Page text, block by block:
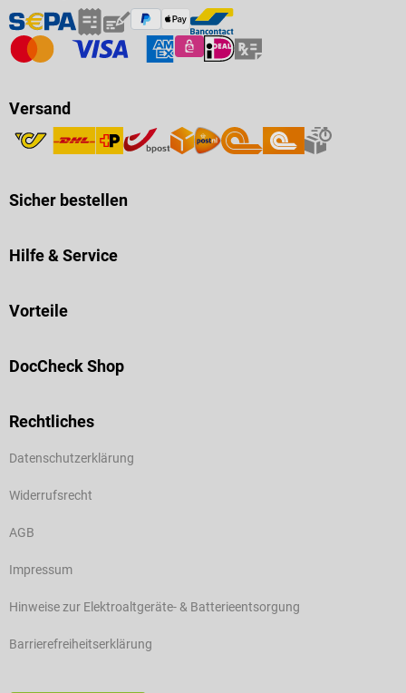
Versand
Sicher bestellen
Hilfe & Service
Vorteile
DocCheck Shop
Rechtliches
Datenschutzerklärung
Widerrufsrecht
AGB
Impressum
Hinweise zur Elektroaltgeräte- & Batterieentsorgung
Barrierefreiheitserklärung